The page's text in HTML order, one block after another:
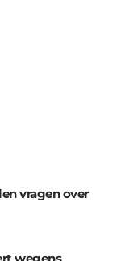
vragen over